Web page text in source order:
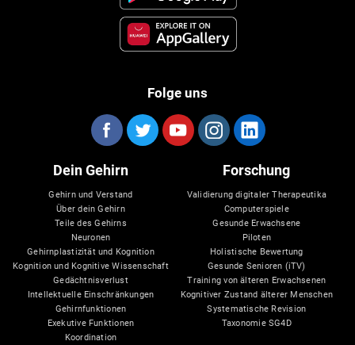
Folge uns
Dein Gehirn
Gehirn und Verstand
Über dein Gehirn
Teile des Gehirns
Neuronen
Gehirnplastizität und Kognition
Kognition und Kognitive Wissenschaft
Gedächtnisverlust
Intellektuelle Einschränkungen
Gehirnfunktionen
Exekutive Funktionen
Koordination
Forschung
Validierung digitaler Therapeutika
Computerspiele
Gesunde Erwachsene
Piloten
Holistische Bewertung
Gesunde Senioren (iTV)
Training von älteren Erwachsenen
Kognitiver Zustand älterer Menschen
Systematische Revision
Taxonomie SG4D